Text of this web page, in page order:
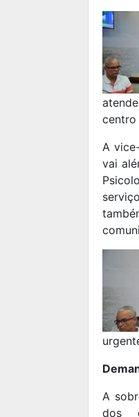
centro
A
vai
A
dos